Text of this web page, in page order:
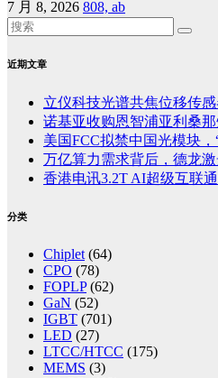
7 月 8, 2026 808, ab
近期文章
立仪科技光谱共焦位移传
诺基亚收购恩智浦亚利桑
美国FCC拟禁中国光模块
万亿算力需求背后，德龙
香港电讯3.2T AI超级互联
分类
Chiplet (64)
CPO (78)
FOPLP(62)
GaN (52)
IGBT (701)
LED (27)
LTCC/HTCC (175)
MEMS (3)